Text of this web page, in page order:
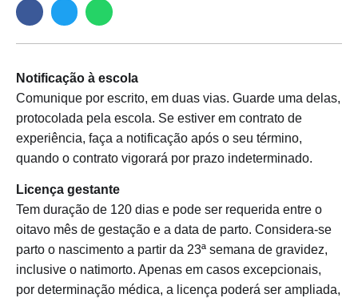
Notificação à escola
Comunique por escrito, em duas vias. Guarde uma delas,
protocolada pela escola. Se estiver em contrato de
experiência, faça a notificação após o seu término,
quando o contrato vigorará por prazo indeterminado.
Licença gestante
Tem duração de 120 dias e pode ser requerida entre o
oitavo mês de gestação e a data de parto. Considera-se
parto o nascimento a partir da 23ª semana de gravidez,
inclusive o natimorto. Apenas em casos excepcionais,
por determinação médica, a licença poderá ser ampliada,